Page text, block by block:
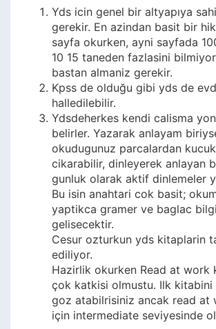
Yds icin genel bir altyapıya
gerekir. En azindan basit bir
sayfa okurken, ayni sayfada
10 15 taneden fazlasini
bastan almaniz gerekir.
Kpss de olduğu gibi yds de
halledilebilir.
Ydsdeherkes kendi calisma
belirler. Yazarak anlayam
okudugunuz parcalardan
cikarabilir, dinleyerek anlayan
gunluk olarak aktif dinlemeler
Bu isin anahtari cok basit;
yaptikca gramer ve baglac
gelisecektir.
Cesur ozturkun yds kitaplarin
ediliyor.
Hazirlik okurken Read at work
çok katkisi olmustu. Ilk kitabini
goz atabilrisiniz ancak read at
için intermediate seviyesinde